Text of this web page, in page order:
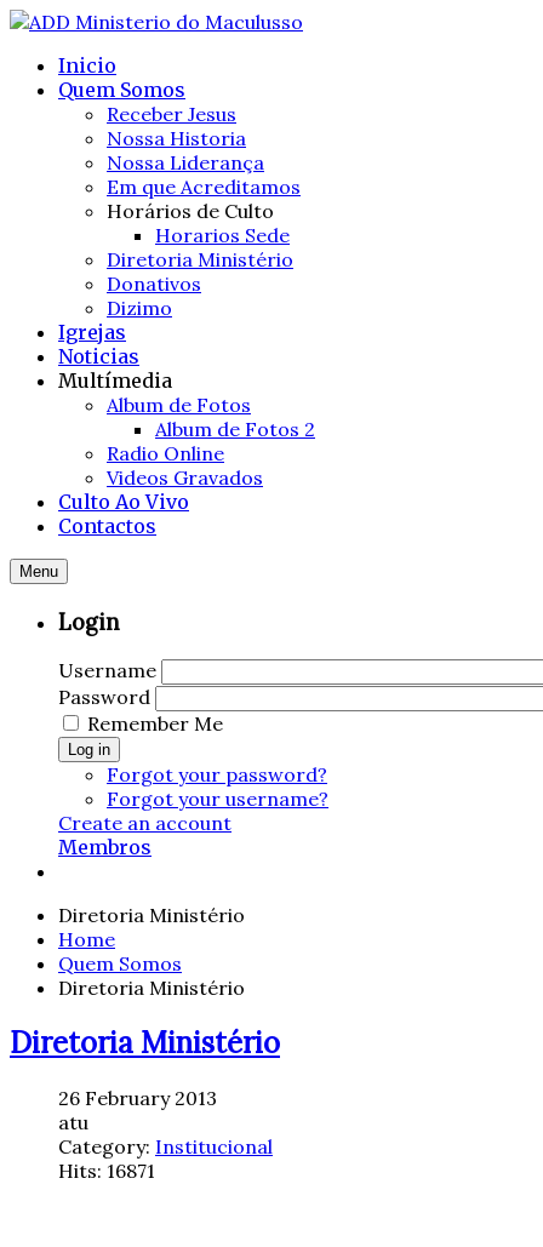
Inicio
Quem Somos
Receber Jesus
Nossa Historia
Nossa Liderança
Em que Acreditamos
Horários de Culto
Horarios Sede
Diretoria Ministério
Donativos
Dizimo
Igrejas
Noticias
Multímedia
Album de Fotos
Album de Fotos 2
Radio Online
Videos Gravados
Culto Ao Vivo
Contactos
Menu
Login
Username
Password
Remember Me
Log in
Forgot your password?
Forgot your username?
Create an account
Membros
Diretoria Ministério
Home
Quem Somos
Diretoria Ministério
Diretoria Ministério
26 February 2013
atu
Category: Institucional
Hits: 16871